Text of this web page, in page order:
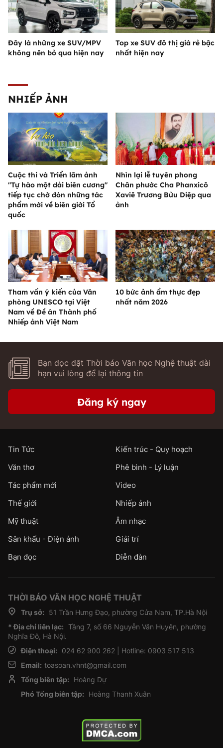
Đây là những xe SUV/MPV
không nên bỏ qua hiện nay
Top xe SUV đô thị giá rẻ bậc
nhất hiện nay
NHIẾP ẢNH
Cuộc thi và Triển lãm ảnh
"Tự hào một dải biên cương"
tiếp tục chờ đón những tác
phẩm mới về biên giới Tổ
quốc
Nhìn lại lễ tuyên phong
Chân phước Cha Phanxicô
Xaviê Trương Bửu Diệp qua
ảnh
Tham vấn ý kiến của Văn
phòng UNESCO tại Việt
Nam về Đề án Thành phố
Nhiếp ảnh Việt Nam
10 bức ảnh ẩm thực đẹp
nhất năm 2026
Bạn đọc đặt Thời báo Văn học Nghệ thuật dài
hạn vui lòng để lại thông tin
Đăng ký ngay
Tin Tức
Kiến trúc - Quy hoạch
Văn thơ
Phê bình - Lý luận
Tác phẩm mới
Video
Thế giới
Nhiếp ảnh
Mỹ thuật
Âm nhạc
Sân khấu - Điện ảnh
Giải trí
Bạn đọc
Diễn đàn
THỜI BÁO VĂN HỌC NGHỆ THUẬT
Trụ sở:
51 Trần Hưng Đạo, phường Cửa Nam, TP.Hà Nội
* Địa chỉ liên lạc: Tầng 7, số 66 Nguyễn Văn Huyên, phường
Nghĩa Đô, Hà Nội.
Điện thoại:
024 62 900 262 | Hotline: 0903 517 513
Email: toasoan.vhnt@gmail.com
Tổng biên tập:
Hoàng Dự
Phó Tổng biên tập:
Hoàng Thanh Xuân